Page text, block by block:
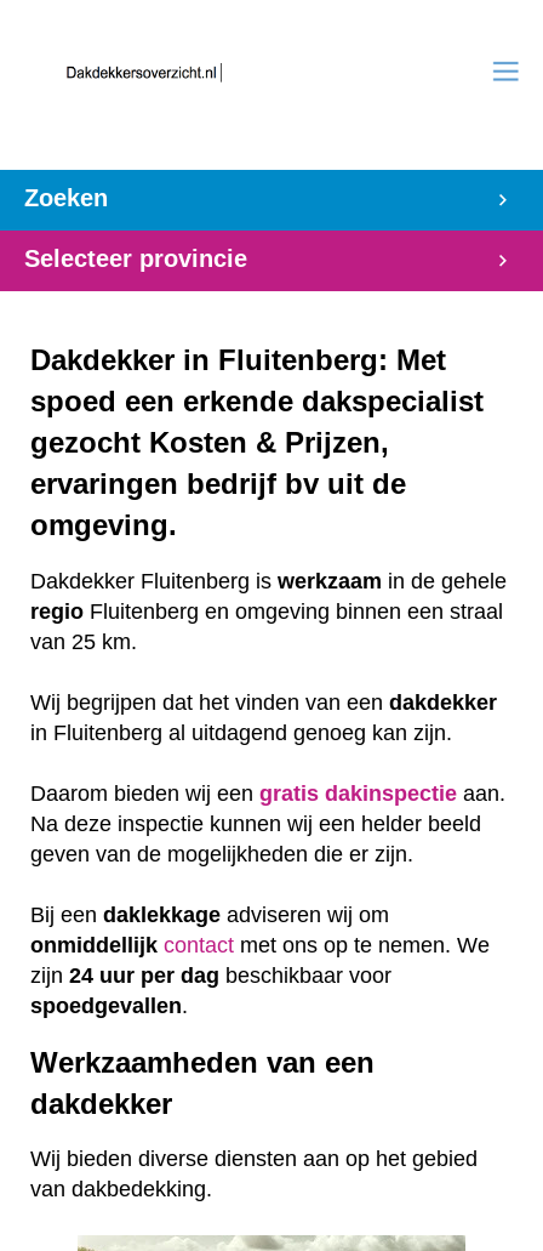
Zoeken
Selecteer provincie
Dakdekker in Fluitenberg: Met
spoed een erkende dakspecialist
gezocht Kosten & Prijzen,
ervaringen bedrijf bv uit de
omgeving.
Dakdekker Fluitenberg is werkzaam in de gehele
regio Fluitenberg en omgeving binnen een straal
van 25 km.
Wij begrijpen dat het vinden van een dakdekker
in Fluitenberg al uitdagend genoeg kan zijn.
Daarom bieden wij een gratis dakinspectie aan.
Na deze inspectie kunnen wij een helder beeld
geven van de mogelijkheden die er zijn.
Bij een daklekkage adviseren wij om
onmiddellijk contact met ons op te nemen. We
zijn 24 uur per dag beschikbaar voor
spoedgevallen.
Werkzaamheden van een
dakdekker
Wij bieden diverse diensten aan op het gebied
van dakbedekking.